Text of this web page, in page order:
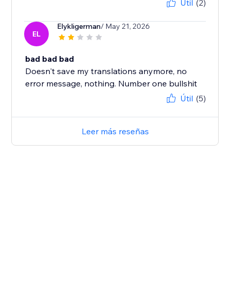
Útil (2)
EL
Elykligerman/ May 21, 2026
bad bad bad
Doesn't save my translations anymore, no
error message, nothing. Number one bullshit
Útil (5)
Leer más reseñas